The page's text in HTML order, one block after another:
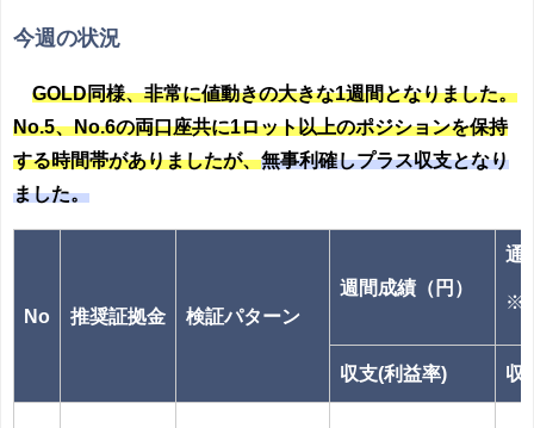
今週の状況
GOLD同様、非常に値動きの大きな1週間となりました。
No.5、No.6の両口座共に1ロット以上のポジションを保持
する時間帯がありましたが、無事利確しプラス収支となり
ました。
No 推奨証拠金 検証パターン
週間成績（円）
通
収支(利益率) 収